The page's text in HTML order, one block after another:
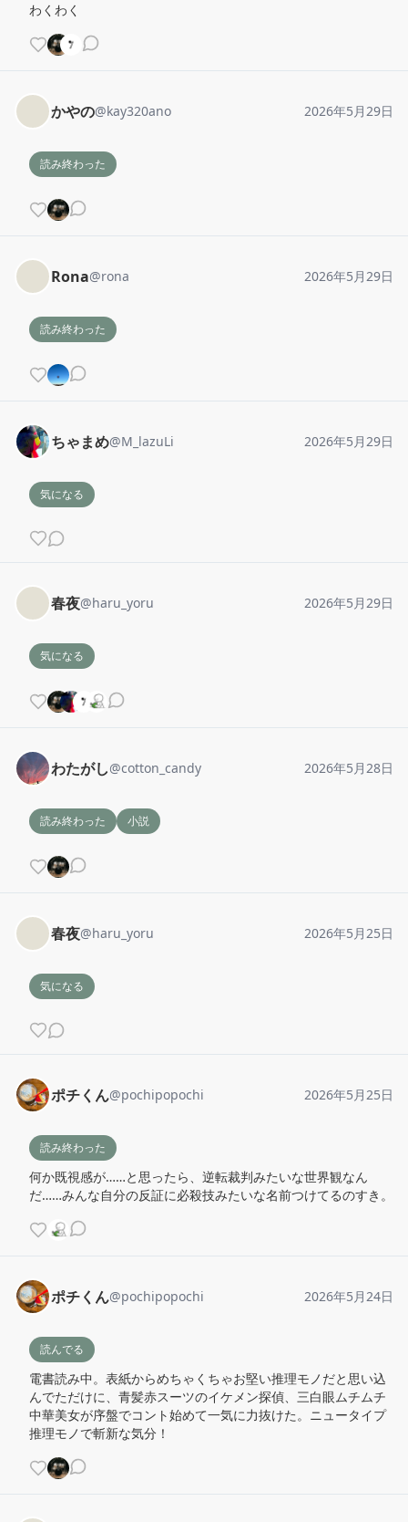
わくわく
かやの@kay320ano 2026年5月29日
読み終わった
Rona@rona 2026年5月29日
読み終わった
ちゃまめ@M_lazuLi 2026年5月29日
気になる
春夜@haru_yoru 2026年5月29日
気になる
わたがし@cotton_candy 2026年5月28日
読み終わった 小説
春夜@haru_yoru 2026年5月25日
気になる
ポチくん@pochipopochi 2026年5月25日
読み終わった
何か既視感が……と思ったら、逆転裁判みたいな世界観なん
だ……みんな自分の反証に必殺技みたいな名前つけてるのすき。
ポチくん@pochipopochi 2026年5月24日
読んでる
電書読み中。表紙からめちゃくちゃお堅い推理モノだと思い込
んでただけに、青髪赤スーツのイケメン探偵、三白眼ムチムチ
中華美女が序盤でコント始めて一気に力抜けた。ニュータイプ
推理モノで斬新な気分！